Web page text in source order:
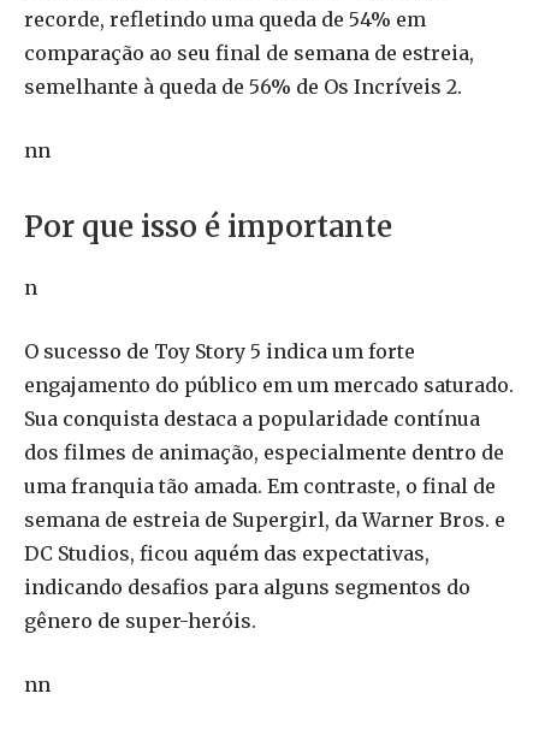
recorde, refletindo uma queda de 54% em
comparação ao seu final de semana de estreia,
semelhante à queda de 56% de Os Incríveis 2.
nn
Por que isso é importante
n
O sucesso de Toy Story 5 indica um forte
engajamento do público em um mercado saturado.
Sua conquista destaca a popularidade contínua
dos filmes de animação, especialmente dentro de
uma franquia tão amada. Em contraste, o final de
semana de estreia de Supergirl, da Warner Bros. e
DC Studios, ficou aquém das expectativas,
indicando desafios para alguns segmentos do
gênero de super-heróis.
nn